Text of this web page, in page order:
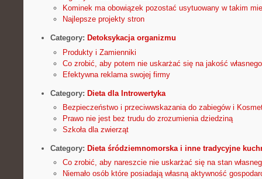
Kominek ma obowiązek pozostać usytuowany w takim
Najlepsze projekty stron
Category: Detoksykacja organizmu
Produkty i Zamienniki
Co zrobić, aby potem nie uskarżać się na jakość
Efektywna reklama swojej firmy
Category: Dieta dla Introwertyka
Bezpieczeństwo i przeciwwskazania do zabiegów i
Prawo nie jest bez trudu do zrozumienia dziedziną
Szkoła dla zwierząt
Category: Dieta śródziemnomorska i inne tradycyjne
Co zrobić, aby nareszcie nie uskarżać się na stan
Niemało osób które posiadają własną aktywność